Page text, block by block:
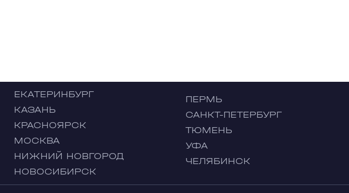
ЕКАТЕРИНБУРГ
КАЗАНЬ
КРАСНОЯРСК
МОСКВА
НИЖНИЙ НОВГОРОД
НОВОСИБИРСК
ПЕРМЬ
САНКТ-ПЕТЕРБУРГ
ТЮМЕНЬ
УФА
ЧЕЛЯБИНСК